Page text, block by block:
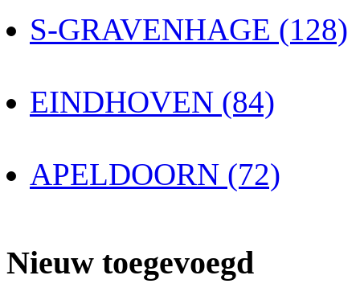
S-GRAVENHAGE (128)
EINDHOVEN (84)
APELDOORN (72)
Nieuw toegevoegd